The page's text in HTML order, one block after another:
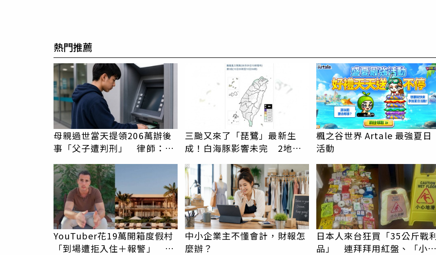
熱門推薦
母親過世當天提領206萬辦後
事「父子遭判刑」 律師：搶
三颱又來了「琵鷺」最新生
成！白海豚影響未完 2地達
楓之谷世界 Artale 最強夏日
活動
PR
YouTuber花19萬開箱度假村
「到場遭拒入住＋報警」 粉
中小企業主不懂會計，財報怎
麼辦？
PR
日本人來台狂買「35公斤戰
品」 連拜拜用紅盤、「小